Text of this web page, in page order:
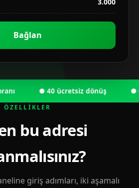
Bağlan
● 40 ücretsiz dönüş ●
ÖZELLIKLER
bu adresi
giriş adımları, iki aşamalı